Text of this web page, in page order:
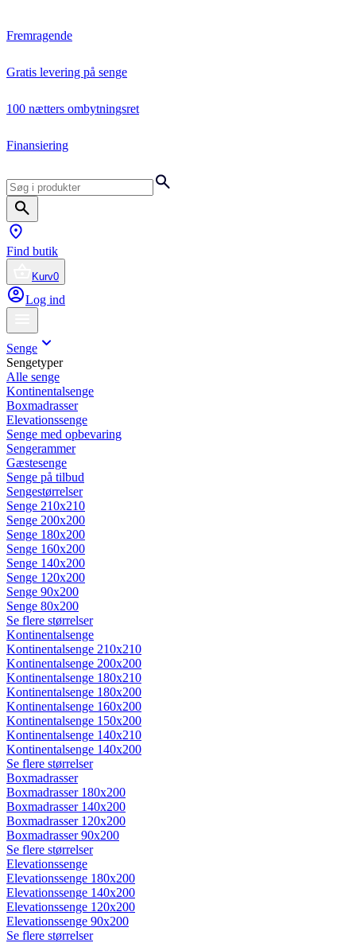
Fremragende
Gratis levering på senge
100 nætters ombytningsret
Finansiering
Find butik
Kurv0
Log ind
Senge
Sengetyper
Alle senge
Kontinentalsenge
Boxmadrasser
Elevationssenge
Senge med opbevaring
Sengerammer
Gæstesenge
Senge på tilbud
Sengestørrelser
Senge 210x210
Senge 200x200
Senge 180x200
Senge 160x200
Senge 140x200
Senge 120x200
Senge 90x200
Senge 80x200
Se flere størrelser
Kontinentalsenge
Kontinentalsenge 210x210
Kontinentalsenge 200x200
Kontinentalsenge 180x210
Kontinentalsenge 180x200
Kontinentalsenge 160x200
Kontinentalsenge 150x200
Kontinentalsenge 140x210
Kontinentalsenge 140x200
Se flere størrelser
Boxmadrasser
Boxmadrasser 180x200
Boxmadrasser 140x200
Boxmadrasser 120x200
Boxmadrasser 90x200
Se flere størrelser
Elevationssenge
Elevationssenge 180x200
Elevationssenge 140x200
Elevationssenge 120x200
Elevationssenge 90x200
Se flere størrelser